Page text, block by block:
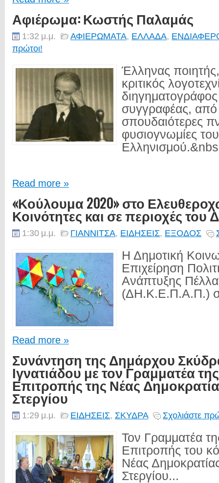
Αφιέρωμα: Κωστής Παλαμάς
1:32 μ.μ. ΑΦΙΕΡΩΜΑΤΑ, ΕΛΛΑΔΑ,
πρώτοι!
Έλληνας
κριτικός
διηγηματογράφος
συγγραφέας, από
σπουδαιότερες
φυσιογνωμίες
Read more »
«Κούλουμα 2020» στο
Κοινότητες και σε περιοχές
1:30 μ.μ. ΓΙΑΝΝΙΤΣΑ, ΕΙΔΗΣΕΙΣ, ΕΞΟΔΟΣ
Η Δημοτική
Επιχείρηση
Ανάπτυξης
(ΔΗ.Κ.Ε.Π.Α.Π.)
Read more »
Συνάντηση της Δημάρχου
Ιγνατιάδου με τον Γραμματέα
Επιτροπής της Νέας
Στεργίου
1:29 μ.μ. ΕΙΔΗΣΕΙΣ, ΣΚΥΔΡΑ Σχολιάστε
Τον Γραμματέα
Επιτροπής του
Νέας
Στεργίου...